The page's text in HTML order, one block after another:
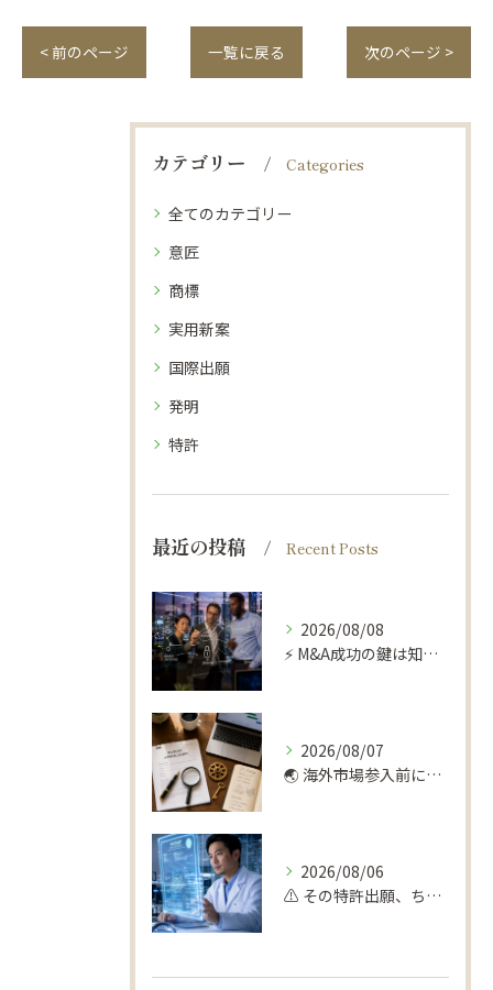
< 前のページ 一覧に戻る 次のページ >
カテゴリー Categories
全てのカテゴリー
意匠
商標
実用新案
国際出願
発明
特許
最近の投稿 Recent Posts
2026/08/08
⚡️ M&A成功の鍵は知財デューデリにあり！📊
2026/08/07
🌏 海外市場参入前に！弁理士が勧める知財デューデリ 🔍
2026/08/06
⚠️ その特許出願、ちょっと待って！